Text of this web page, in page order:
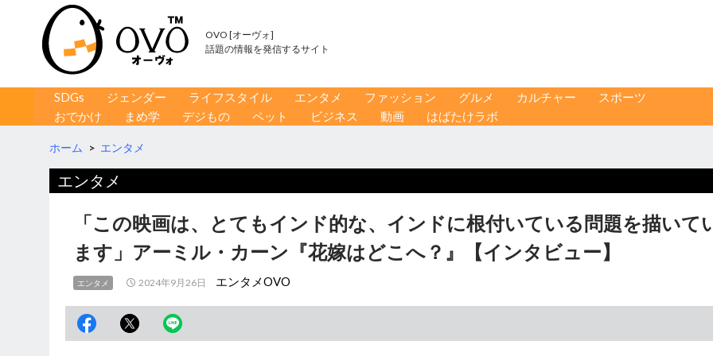
OVO [オーヴォ]
話題の情報を発信するサイト
コンテンツへ移動
SDGs ジェンダー ライフスタイル エンタメ ファッション グルメ カルチャー
スポーツ
おでかけ
まめ学 デジもの ペット ビジネス 動画 はばたけラボ
ホーム > エンタメ
エンタメ
「この映画は、とてもインド的な、インドに根付いている問題を描いて
ます」アーミル・カーン『花嫁はどこへ？』【インタビュー】
エンタメ 2024年9月26日 エンタメOVO